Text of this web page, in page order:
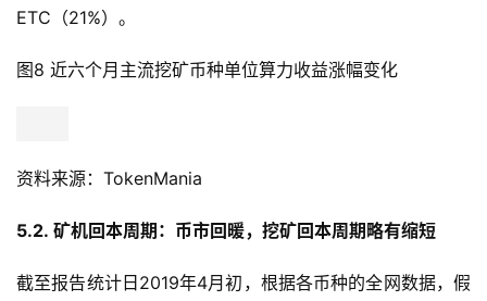
ETC（21%）。
图8 近六个月主流挖矿币种单位算力收益涨幅变化
资料来源：TokenMania
5.2. 矿机回本周期：币市回暖，挖矿回本周期略有缩短
截至报告统计日2019年4月初，根据各币种的全网数据，假